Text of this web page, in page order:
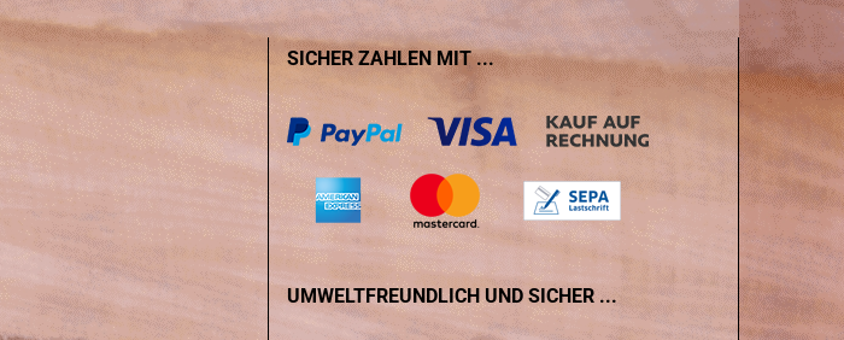
SICHER ZAHLEN MIT ...
UMWELTFREUNDLICH UND SICHER ...